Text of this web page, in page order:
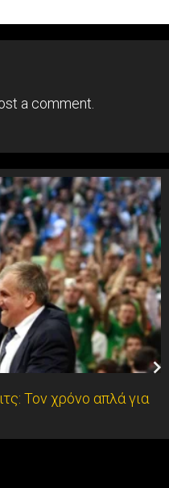
a comment.
Τον χρόνο απλά για